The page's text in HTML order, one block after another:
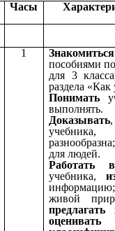
Часы
1 Знакомиться
пособиями
для 3
раздела
Понимать
выполнять.
Доказывать
для людей.
Работать
учебника,
живой
предлагать
оценивать